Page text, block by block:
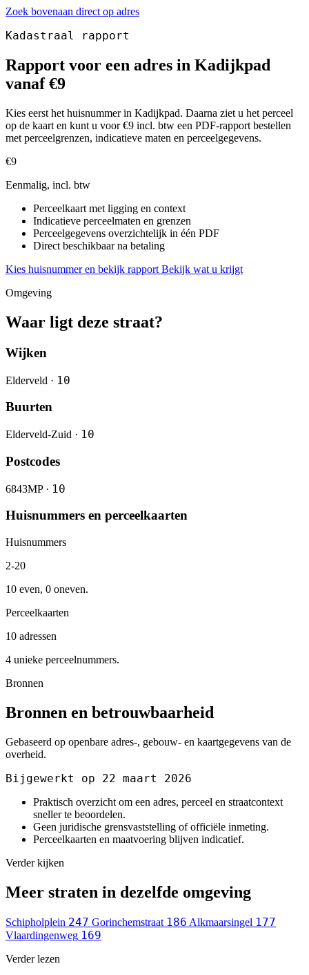
Zoek bovenaan direct op adres
Kadastraal rapport
Rapport voor een adres in Kadijkpad
vanaf €9
Kies eerst het huisnummer in Kadijkpad. Daarna ziet u het perceel
op de kaart en kunt u voor €9 incl. btw een PDF-rapport bestellen
met perceelgrenzen, indicatieve maten en perceelgegevens.
€9
Eenmalig, incl. btw
Perceelkaart met ligging en context
Indicatieve perceelmaten en grenzen
Perceelgegevens overzichtelijk in één PDF
Direct beschikbaar na betaling
Kies huisnummer en bekijk rapport Bekijk wat u krijgt
Omgeving
Waar ligt deze straat?
Wijken
Elderveld · 10
Buurten
Elderveld-Zuid · 10
Postcodes
6843MP · 10
Huisnummers en perceelkaarten
Huisnummers
2-20
10 even, 0 oneven.
Perceelkaarten
10 adressen
4 unieke perceelnummers.
Bronnen
Bronnen en betrouwbaarheid
Gebaseerd op openbare adres-, gebouw- en kaartgegevens van de
overheid.
Bijgewerkt op 22 maart 2026
Praktisch overzicht om een adres, perceel en straatcontext
sneller te beoordelen.
Geen juridische grensvaststelling of officiële inmeting.
Perceelkaarten en maatvoering blijven indicatief.
Verder kijken
Meer straten in dezelfde omgeving
Schipholplein 247 Gorinchemstraat 186 Alkmaarsingel 177
Vlaardingenweg 169
Verder lezen